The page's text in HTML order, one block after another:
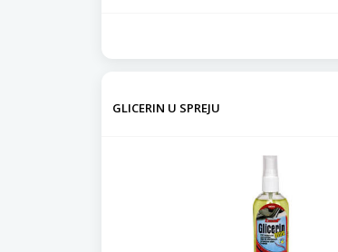
GLICERIN U SPREJU